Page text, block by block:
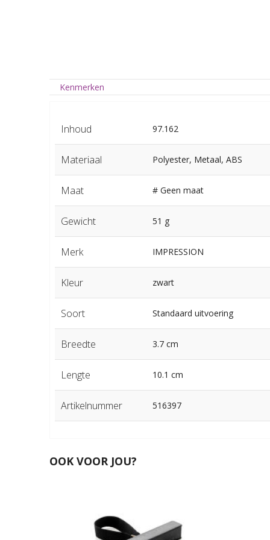
Kenmerken
Inhoud 97.162
Materiaal Polyester, Metaal, ABS
Maat # Geen maat
Gewicht 51 g
Merk IMPRESSION
Kleur zwart
Soort Standaard uitvoering
Breedte 3.7 cm
Lengte 10.1 cm
Artikelnummer 516397
OOK VOOR JOU?